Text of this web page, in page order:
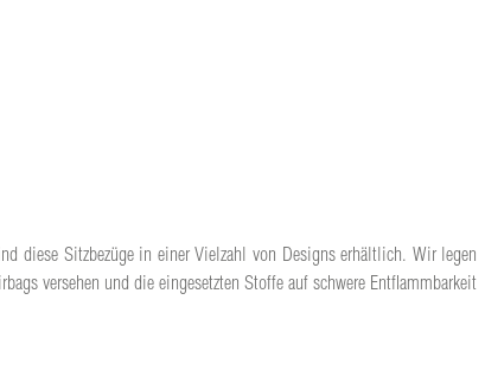
diese Sitzbezüge in einer Vielzahl von Designs erhältlich. Wir legen
versehen und die eingesetzten Stoffe auf schwere Entflammbarkeit